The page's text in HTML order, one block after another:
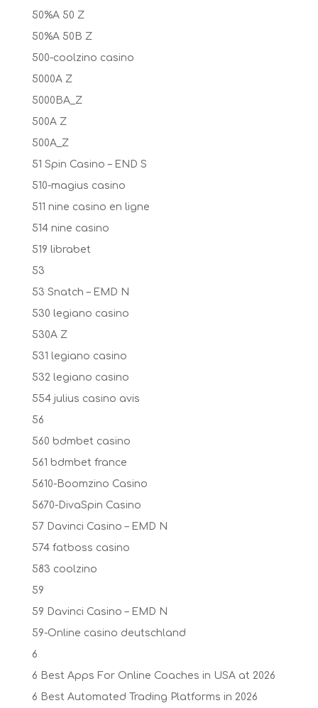
50%A 50 Z
50%A 50B Z
500-coolzino casino
5000A Z
5000BA_Z
500A Z
500A_Z
51 Spin Casino – END S
510-magius casino
511 nine casino en ligne
514 nine casino
519 librabet
53
53 Snatch – EMD N
530 legiano casino
530A Z
531 legiano casino
532 legiano casino
554 julius casino avis
56
560 bdmbet casino
561 bdmbet france
5610-Boomzino Casino
5670-DivaSpin Casino
57 Davinci Casino – EMD N
574 fatboss casino
583 coolzino
59
59 Davinci Casino – EMD N
59-Online casino deutschland
6
6 Best Apps For Online Coaches in USA at 2026
6 Best Automated Trading Platforms in 2026